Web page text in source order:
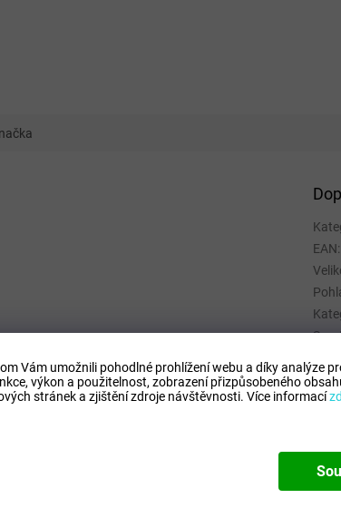
Vám umožnili pohodlné prohlížení webu a díky analýze
výkon a použitelnost, zobrazení přizpůsobeného
stránek a zjištění zdroje návštěvnosti. Více informací
EAN: